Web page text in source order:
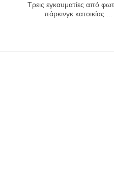
Τρεις εγκαυματίες από
πάρκινγκ κατοικίας ...